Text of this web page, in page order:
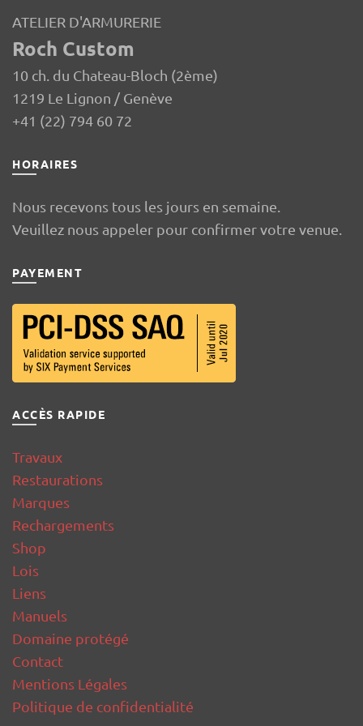
ATELIER D'ARMURERIE
Roch Custom
10 ch. du Chateau-Bloch (2ème)
1219 Le Lignon / Genève
+41 (22) 794 60 72
HORAIRES
Nous recevons tous les jours en semaine.
Veuillez nous appeler pour confirmer votre venue.
PAYEMENT
ACCÈS RAPIDE
Travaux
Restaurations
Marques
Rechargements
Shop
Lois
Liens
Manuels
Domaine protégé
Contact
Mentions Légales
Politique de confidentialité